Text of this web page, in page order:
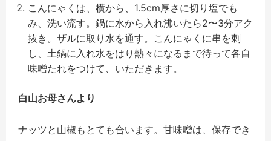
こんにゃくは、横から、1.5cm厚さに切り塩でも
み、洗い流す。鍋に水から入れ沸いたら2〜3分アク
抜き。ザルに取り水を通す。こんにゃくに串を刺
し、土鍋に入れ水をはり熱々になるまで待って各自
味噌たれをつけて、いただきます。
白山お母さんより
ナッツと山椒もとても合います。甘味噌は、保存でき